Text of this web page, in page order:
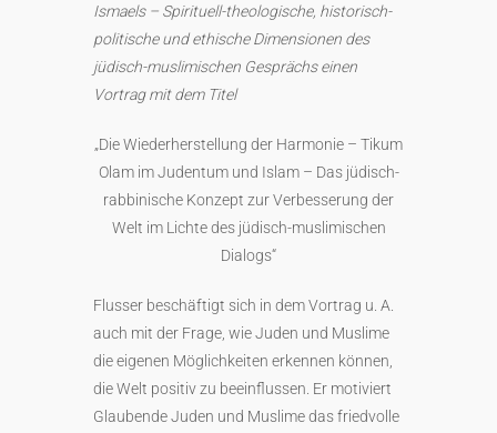
Ismaels – Spirituell-theologische, historisch-
politische und ethische Dimensionen des
jüdisch-muslimischen Gesprächs einen
Vortrag mit dem Titel
„Die Wiederherstellung der Harmonie – Tikum
Olam im Judentum und Islam – Das jüdisch-
rabbinische Konzept zur Verbesserung der
Welt im Lichte des jüdisch-muslimischen
Dialogs“
Flusser beschäftigt sich in dem Vortrag u. A.
auch mit der Frage, wie Juden und Muslime
die eigenen Möglichkeiten erkennen können,
die Welt positiv zu beeinflussen. Er motiviert
Glaubende Juden und Muslime das friedvolle